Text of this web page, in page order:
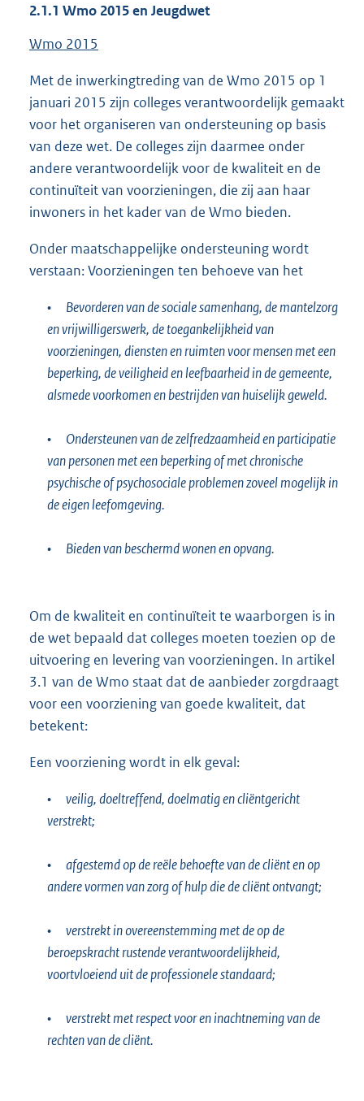
2.1.1 Wmo 2015 en Jeugdwet
Wmo 2015
Met de inwerkingtreding van de Wmo 2015 op 1
januari 2015 zijn colleges verantwoordelijk gemaakt
voor het organiseren van ondersteuning op basis
van deze wet. De colleges zijn daarmee onder
andere verantwoordelijk voor de kwaliteit en de
continuïteit van voorzieningen, die zij aan haar
inwoners in het kader van de Wmo bieden.
Onder maatschappelijke ondersteuning wordt
verstaan: Voorzieningen ten behoeve van het
•
Bevorderen van de sociale samenhang, de mantelzorg
en vrijwilligerswerk, de toegankelijkheid van
voorzieningen, diensten en ruimten voor mensen met een
beperking, de veiligheid en leefbaarheid in de gemeente,
alsmede voorkomen en bestrijden van huiselijk geweld.
•
Ondersteunen van de zelfredzaamheid en participatie
van personen met een beperking of met chronische
psychische of psychosociale problemen zoveel mogelijk in
de eigen leefomgeving.
• Bieden van beschermd wonen en opvang.
Om de kwaliteit en continuïteit te waarborgen is in
de wet bepaald dat colleges moeten toezien op de
uitvoering en levering van voorzieningen. In artikel
3.1 van de Wmo staat dat de aanbieder zorgdraagt
voor een voorziening van goede kwaliteit, dat
betekent:
Een voorziening wordt in elk geval:
•
veilig, doeltreffend, doelmatig en cliëntgericht
verstrekt;
•
afgestemd op de reële behoefte van de cliënt en op
andere vormen van zorg of hulp die de cliënt ontvangt;
•
verstrekt in overeenstemming met de op de
beroepskracht rustende verantwoordelijkheid,
voortvloeiend uit de professionele standaard;
•
verstrekt met respect voor en inachtneming van de
rechten van de cliënt.